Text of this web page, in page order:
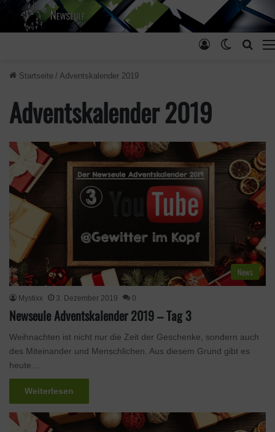
Skin
Anmelden
Startseite / Adventskalender 2019
Adventskalender 2019
News
Mystixx 3. Dezember 2019 0
Newseule Adventskalender 2019 – Tag 3
Weihnachten ist nicht nur die Zeit der Geschenke, sondern auch
des Miteinander und Menschlichen. Aus diesem Grund gibt es
heute…
Weiterlesen